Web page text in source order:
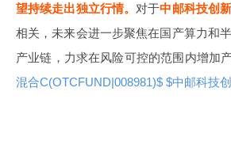
望持续走出独立行情。 对于中邮科技创
相关，未来会进一步聚焦在国产算力和
产业链，力求在风险可控的范围内增加
混合C(OTCFUND|008981)$ $中邮科技